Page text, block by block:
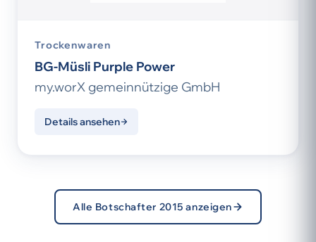
Trockenwaren
BG-Müsli Purple Power
my.worX gemeinnützige GmbH
Details ansehen
Alle Botschafter 2015 anzeigen